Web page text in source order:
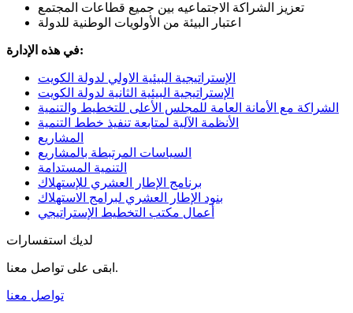
تعزيز الشراكة الاجتماعيه بين جميع قطاعات المجتمع
اعتبار البيئة من الأولويات الوطنية للدولة
في هذه الإدارة:
الإستراتيجية البيئية الاولي لدولة الكويت
الإستراتيجية البيئية الثانية لدولة الكويت
الشراكة مع الأمانة العامة للمجلس الأعلى للتخطيط والتنمية
الأنظمة الآلية لمتابعة تنفيذ خطط التنمية
المشاريع
السياسات المرتبطة بالمشاريع
التنمية المستدامة
برنامج الإطار العشري للإستهلاك
بنود الإطار العشري لبرامج الاستهلاك
أعمال مكتب التخطیط الإستراتیجي
لديك استفسارات
ابقى على تواصل معنا.
تواصل معنا